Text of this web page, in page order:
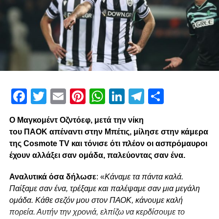
Facebook
Twitter
EmailPinterest
WhatsApp
LinkedIn
Telegram
Ο Μαγκομέντ Οζντόεφ, μετά την νίκη
του ΠΑΟΚ απέναντι στην Μπέτις, μίλησε στην κάμερα
της Cosmote TV και τόνισε ότι πλέον οι ασπρόμαυροι
έχουν αλλάξει σαν ομάδα, παλεύοντας σαν ένα.
Αναλυτικά όσα δήλωσε: «Κάναμε τα πάντα καλά.
Παίξαμε σαν ένα, τρέξαμε και παλέψαμε σαν μια μεγάλη
ομάδα. Κάθε σεζόν μου στον ΠΑΟΚ, κάνουμε καλή
πορεία. Αυτήν την χρονιά, ελπίζω να κερδίσουμε το